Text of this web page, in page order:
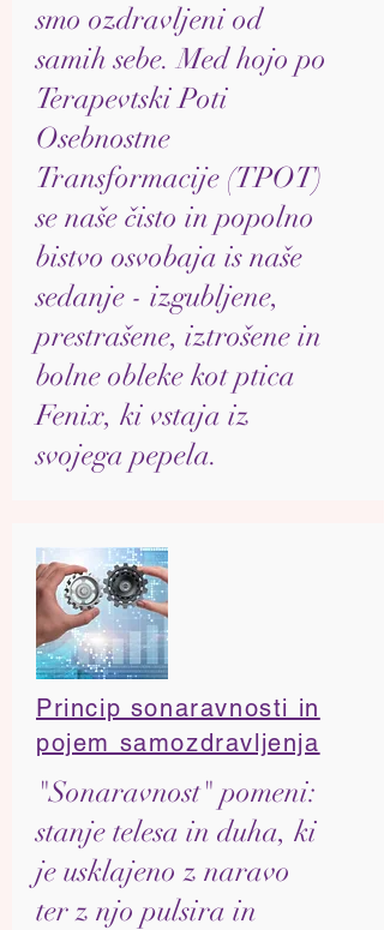
smo ozdravljeni od
samih sebe. Med hojo po
Terapevtski Poti
Osebnostne
Transformacije (TPOT)
se naše čisto in popolno
bistvo osvobaja is naše
sedanje - izgubljene,
prestrašene, iztrošene in
bolne obleke kot ptica
Fenix, ki vstaja iz
svojega pepela.
Princip sonaravnosti in
pojem samozdravljenja
"Sonaravnost" pomeni:
stanje telesa in duha, ki
je usklajeno z naravo
ter z njo pulsira in